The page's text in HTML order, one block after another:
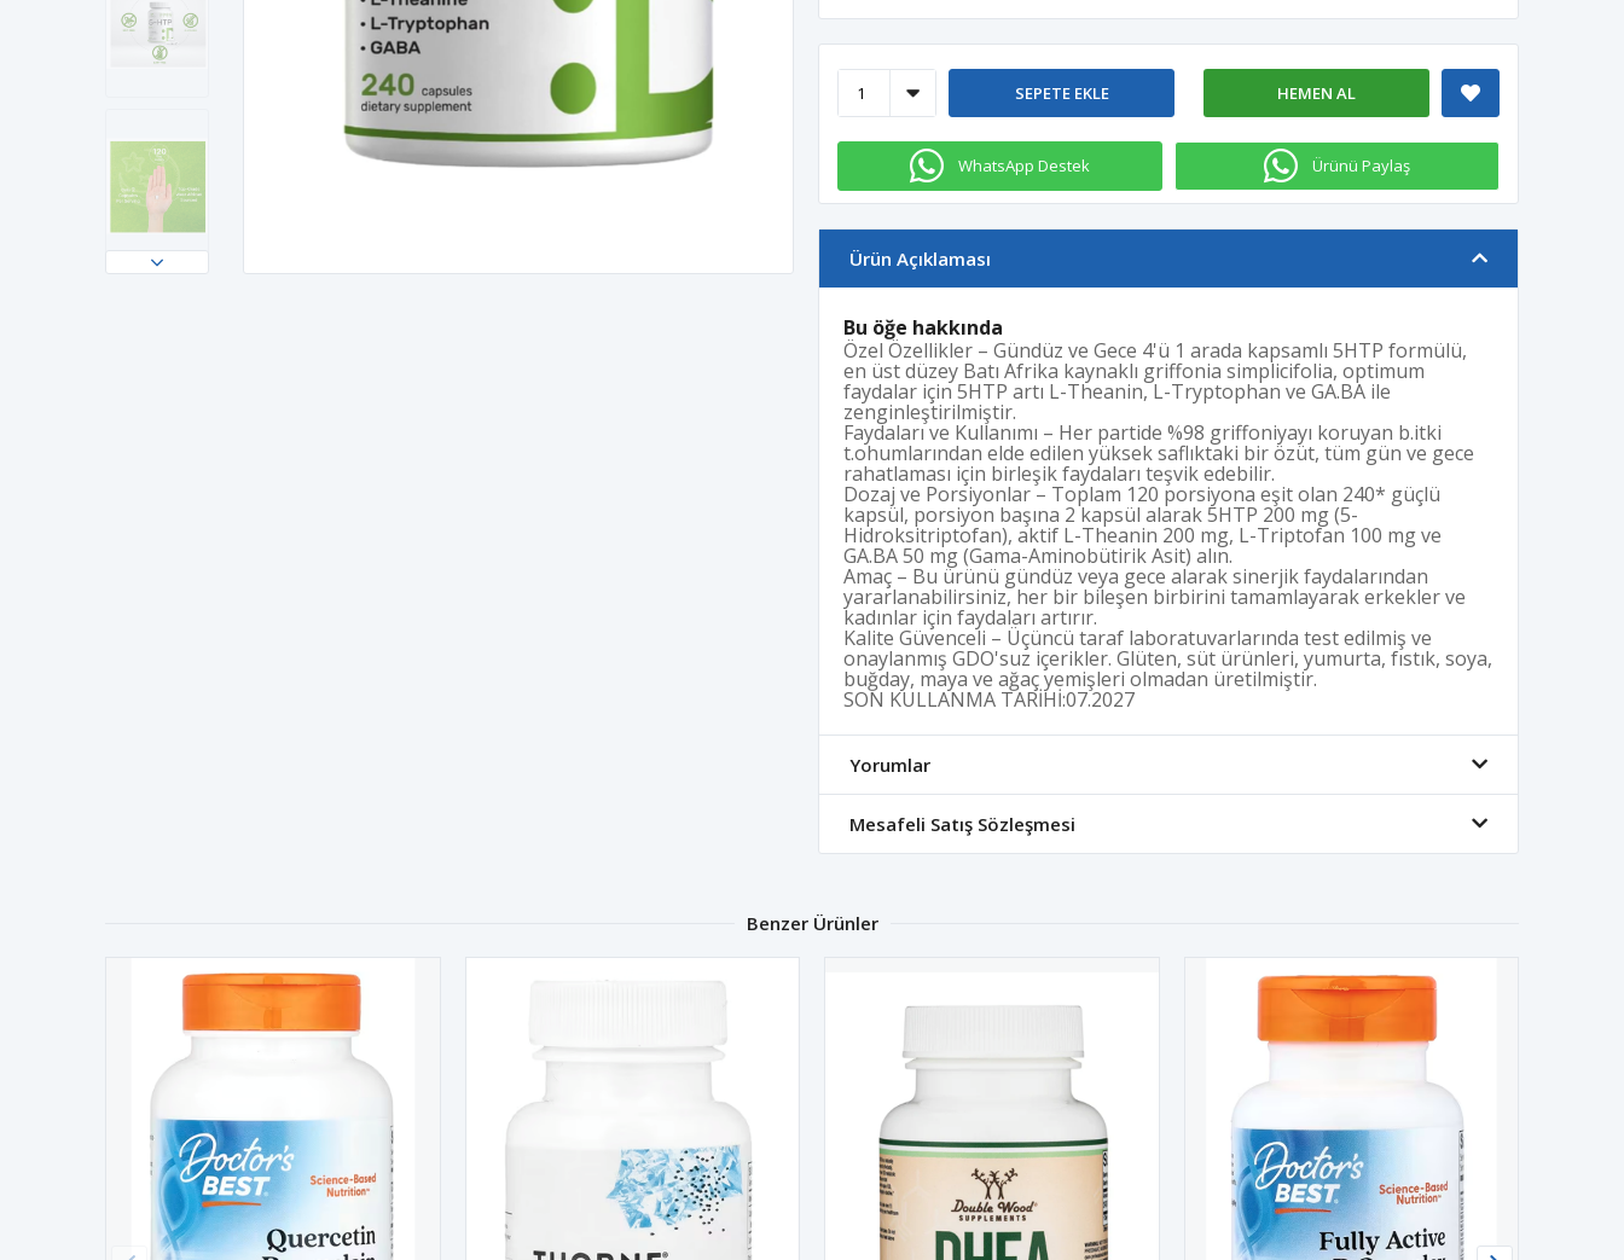
HEMEN AL
SEPETE EKLE
WhatsApp Destek Ürünü Paylaş
Ürün Açıklaması
Bu öğe hakkında
Özel Özellikler – Gündüz ve Gece 4'ü 1 arada kapsamlı 5HTP formülü,
en üst düzey Batı Afrika kaynaklı griffonia simplicifolia, optimum
faydalar için 5HTP artı L-Theanin, L-Tryptophan ve GA.BA ile
zenginleştirilmiştir.
Faydaları ve Kullanımı – Her partide %98 griffoniyayı koruyan b.itki
t.ohumlarından elde edilen yüksek saflıktaki bir özüt, tüm gün ve gece
rahatlaması için birleşik faydaları teşvik edebilir.
Dozaj ve Porsiyonlar – Toplam 120 porsiyona eşit olan 240* güçlü
kapsül, porsiyon başına 2 kapsül alarak 5HTP 200 mg (5-
Hidroksitriptofan), aktif L-Theanin 200 mg, L-Triptofan 100 mg ve
GA.BA 50 mg (Gama-Aminobütirik Asit) alın.
Amaç – Bu ürünü gündüz veya gece alarak sinerjik faydalarından
yararlanabilirsiniz, her bir bileşen birbirini tamamlayarak erkekler ve
kadınlar için faydaları artırır.
Kalite Güvenceli – Üçüncü taraf laboratuvarlarında test edilmiş ve
onaylanmış GDO'suz içerikler. Glüten, süt ürünleri, yumurta, fıstık, soya,
buğday, maya ve ağaç yemişleri olmadan üretilmiştir.
SON KULLANMA TARİHİ:07.2027
Yorumlar
Mesafeli Satış Sözleşmesi
Benzer Ürünler